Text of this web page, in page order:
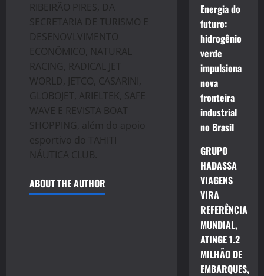
RIBEIRÃO PIRES, DA
SECRETARIA DE TURISMO E
DESENOVLVIMENTO
ECONÔMICO, NATURAL
RACING, RADICAL JET
WORLD, JETCO, CASARINI,
GLOBOJET, ARIELTEK, SAFE
WAVE E REVISTA BOAT
SHOPPING, além do apoio
esportivo do TAHITI
NÁUTICA CLUB.
ABOUT THE AUTHOR
Energia do
futuro:
hidrogênio
verde
impulsiona
nova
fronteira
industrial
no Brasil
GRUPO
HADASSA
VIAGENS
VIRA
REFERÊNCIA
MUNDIAL,
ATINGE 1.2
MILHÃO DE
EMBARQUES,